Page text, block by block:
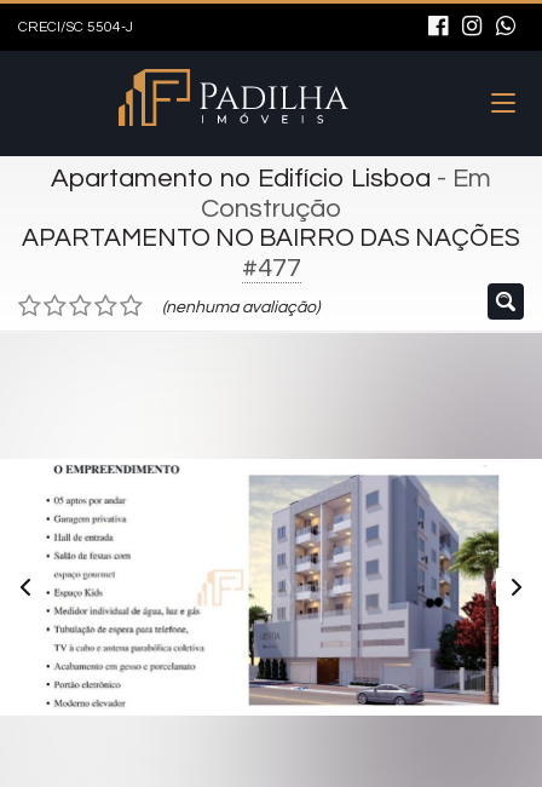
CRECI/SC 5504-J
Apartamento no Edifício Lisboa - Em
Construção
APARTAMENTO NO BAIRRO DAS NAÇÕES
#477
(nenhuma avaliação)